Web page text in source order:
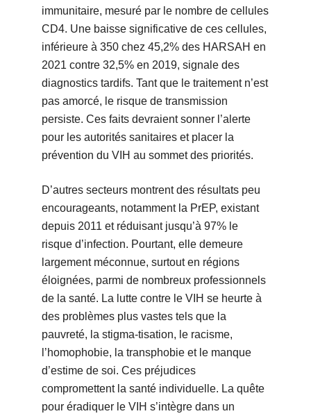
immunitaire, mesuré par le nombre de cellules
CD4. Une baisse significative de ces cellules,
inférieure à 350 chez 45,2% des HARSAH en
2021 contre 32,5% en 2019, signale des
diagnostics tardifs. Tant que le traitement n’est
pas amorcé, le risque de transmission
persiste. Ces faits devraient sonner l’alerte
pour les autorités sanitaires et placer la
prévention du VIH au sommet des priorités.
D’autres secteurs montrent des résultats peu
encourageants, notamment la PrEP, existant
depuis 2011 et réduisant jusqu’à 97% le
risque d’infection. Pourtant, elle demeure
largement méconnue, surtout en régions
éloignées, parmi de nombreux professionnels
de la santé. La lutte contre le VIH se heurte à
des problèmes plus vastes tels que la
pauvreté, la stigma-tisation, le racisme,
l’homophobie, la transphobie et le manque
d’estime de soi. Ces préjudices
compromettent la santé individuelle. La quête
pour éradiquer le VIH s’intègre dans un